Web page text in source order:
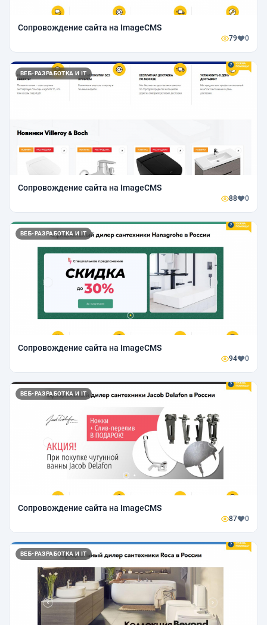
Сопровождение сайта на ImageCMS
79 0
ВЕБ-РАЗРАБОТКА И IT
Сопровождение сайта на ImageCMS
88 0
ВЕБ-РАЗРАБОТКА И IT
Сопровождение сайта на ImageCMS
94 0
ВЕБ-РАЗРАБОТКА И IT
Сопровождение сайта на ImageCMS
87 0
ВЕБ-РАЗРАБОТКА И IT